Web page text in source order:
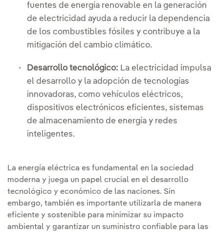
fuentes de energía renovable en la generación
de electricidad ayuda a reducir la dependencia
de los combustibles fósiles y contribuye a la
mitigación del cambio climático.
Desarrollo tecnológico: La electricidad impulsa
el desarrollo y la adopción de tecnologías
innovadoras, como vehículos eléctricos,
dispositivos electrónicos eficientes, sistemas
de almacenamiento de energía y redes
inteligentes.
La energía eléctrica es fundamental en la sociedad
moderna y juega un papel crucial en el desarrollo
tecnológico y económico de las naciones. Sin
embargo, también es importante utilizarla de manera
eficiente y sostenible para minimizar su impacto
ambiental y garantizar un suministro confiable para las